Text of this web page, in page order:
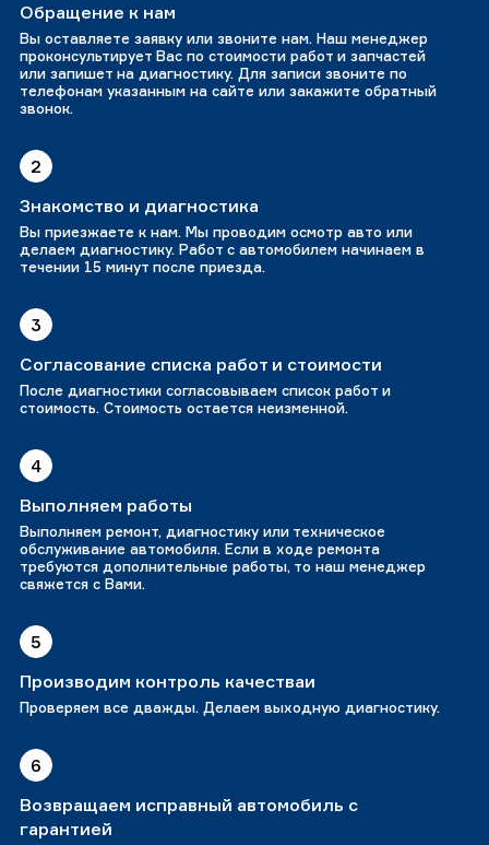
Обращение к нам
Вы оставляете заявку или звоните нам. Наш менеджер
проконсультирует Вас по стоимости работ и запчастей
или запишет на диагностику. Для записи звоните по
телефонам указанным на сайте или закажите обратный
звонок.
2
Знакомство и диагностика
Вы приезжаете к нам. Мы проводим осмотр авто или
делаем диагностику. Работ с автомобилем начинаем в
течении 15 минут после приезда.
3
Согласование списка работ и стоимости
После диагностики согласовываем список работ и
стоимость. Стоимость остается неизменной.
4
Выполняем работы
Выполняем ремонт, диагностику или техническое
обслуживание автомобиля. Если в ходе ремонта
требуются дополнительные работы, то наш менеджер
свяжется с Вами.
5
Производим контроль качестваи
Проверяем все дважды. Делаем выходную диагностику.
6
Возвращаем исправный автомобиль с
гарантией